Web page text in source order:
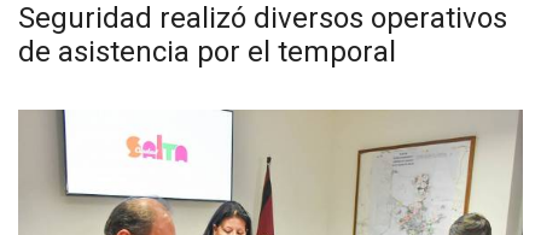
Seguridad realizó diversos operativos
de asistencia por el temporal